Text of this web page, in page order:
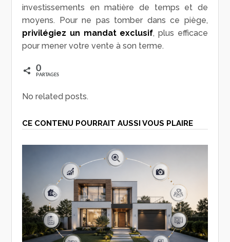
investissements en matière de temps et de
moyens. Pour ne pas tomber dans ce piège,
privilégiez un mandat exclusif, plus efficace
pour mener votre vente à son terme.
0
PARTAGES
No related posts.
CE CONTENU POURRAIT AUSSI VOUS PLAIRE